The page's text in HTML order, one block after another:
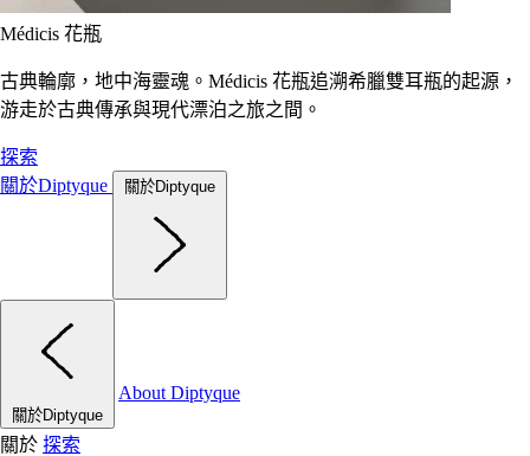
Médicis 花瓶
古典輪廓，地中海靈魂。Médicis 花瓶追溯希臘雙耳瓶的起源，
游走於古典傳承與現代漂泊之旅之間。
探索
關於Diptyque
關於Diptyque
關於Diptyque
About Diptyque
關於 探索